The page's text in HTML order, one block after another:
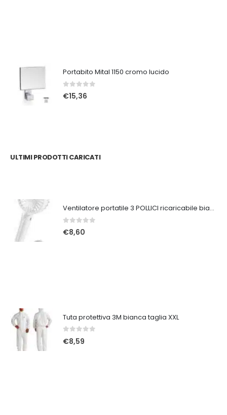
Portabito Mital 1150 cromo lucido
Su 5
€15,36
ULTIMI PRODOTTI CARICATI
Ventilatore portatile 3 POLLICI ricaricabile bianco
Su 5
€8,60
Tuta protettiva 3M bianca taglia XXL
Su 5
€8,59